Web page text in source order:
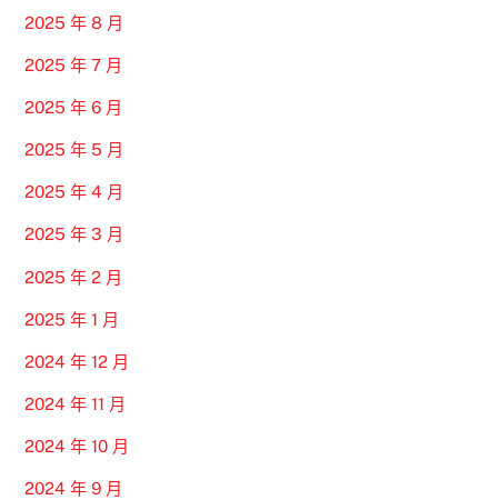
2025 年 8 月
2025 年 7 月
2025 年 6 月
2025 年 5 月
2025 年 4 月
2025 年 3 月
2025 年 2 月
2025 年 1 月
2024 年 12 月
2024 年 11 月
2024 年 10 月
2024 年 9 月